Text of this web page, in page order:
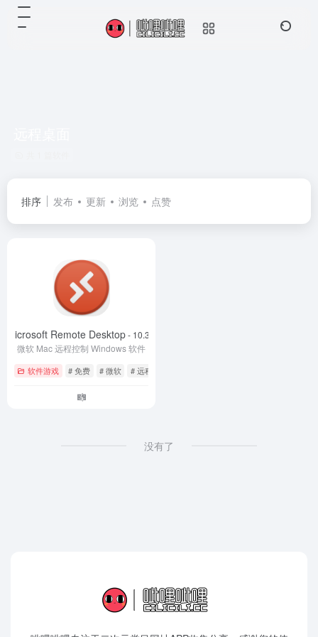
排序 发布 更新 浏览 点赞
Microsoft Remote Desktop- 10.3.9
微软 Mac 远程控制 Windows 软件
软件游戏 # 免费 # 微软 # 远程桌面
没有了